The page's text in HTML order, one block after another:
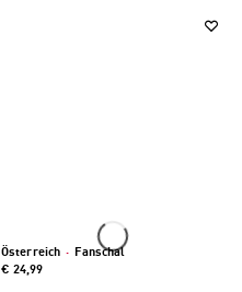
Österreich · Fanschal
€ 24,99